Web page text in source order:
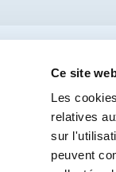
Ce site
Les
relatives
sur
peuvent